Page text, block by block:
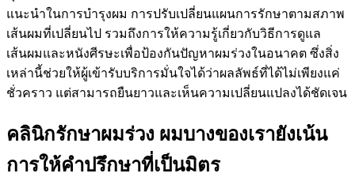
แนะนำในการบำรุงผม การปรับเปลี่ยนแผนการรักษาตามสภาพ
เส้นผมที่เปลี่ยนไป รวมถึงการให้ความรู้เกี่ยวกับวิธีการดูแล
เส้นผมและหนังศีรษะเพื่อป้องกันปัญหาผมร่วงในอนาคต ซึ่งสิ่ง
เหล่านี้ช่วยให้ผู้เข้ารับบริการมั่นใจได้ว่าผลลัพธ์ที่ได้ไม่เพียงแค่
ชั่วคราว แต่สามารถยืนยาวและเห็นความเปลี่ยนแปลงได้ชัดเจน
คลินิกรักษาผมร่วง ผมบางของเรายังเน้น
การให้คำปรึกษาที่เป็นมิตร